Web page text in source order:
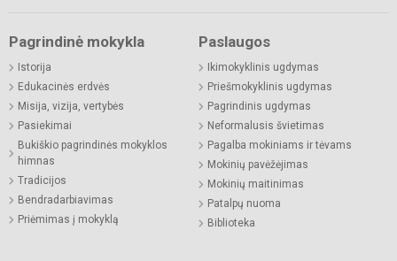
Pagrindinė mokykla
Istorija
Edukacinės erdvės
Misija, vizija, vertybės
Pasiekimai
Bukiškio pagrindinės mokyklos
himnas
Tradicijos
Bendradarbiavimas
Priėmimas į mokyklą
Paslaugos
Ikimokyklinis ugdymas
Priešmokyklinis ugdymas
Pagrindinis ugdymas
Neformalusis švietimas
Pagalba mokiniams ir tėvams
Mokinių pavėžėjimas
Mokinių maitinimas
Patalpų nuoma
Biblioteka